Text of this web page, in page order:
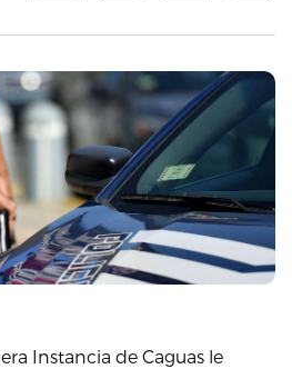
Instancia de Caguas le